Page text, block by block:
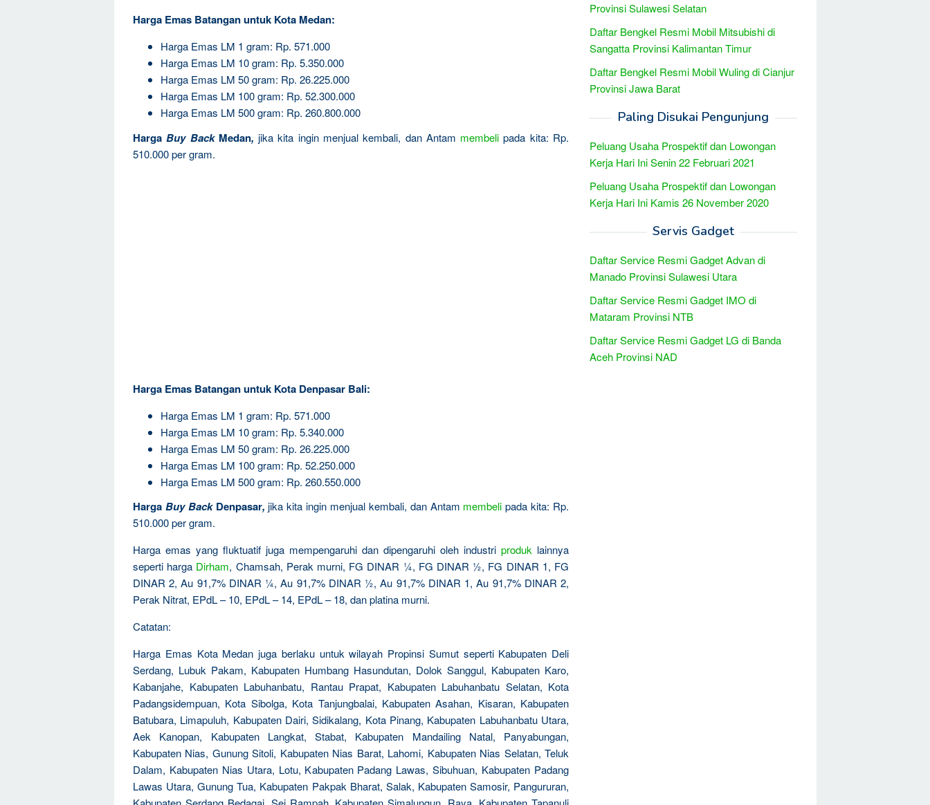
Harga Emas Batangan untuk Kota Medan:
Harga Emas LM 1 gram: Rp. 571.000
Harga Emas LM 10 gram: Rp. 5.350.000
Harga Emas LM 50 gram: Rp. 26.225.000
Harga Emas LM 100 gram: Rp. 52.300.000
Harga Emas LM 500 gram: Rp. 260.800.000
HargaBuy Back Medan, jika kita ingin menjual kembali, dan Antam membeli pada kita: Rp.
510.000 per gram.
Harga Emas Batangan untuk Kota Denpasar Bali:
Harga Emas LM 1 gram: Rp. 571.000
Harga Emas LM 10 gram: Rp. 5.340.000
Harga Emas LM 50 gram: Rp. 26.225.000
Harga Emas LM 100 gram: Rp. 52.250.000
Harga Emas LM 500 gram: Rp. 260.550.000
Harga Buy Back Denpasar, jika kita ingin menjual kembali, dan Antam membeli pada kita: Rp.
510.000 per gram.
Harga emas yang fluktuatif juga mempengaruhi dan dipengaruhi oleh industri produk lainnya
seperti harga Dirham, Chamsah, Perak murni, FG DINAR ¼, FG DINAR ½, FG DINAR 1, FG
DINAR 2, Au 91,7% DINAR ¼, Au 91,7% DINAR ½, Au 91,7% DINAR 1, Au 91,7% DINAR 2,
Perak Nitrat, EPdL – 10, EPdL – 14, EPdL – 18, dan platina murni.
Catatan:
Harga Emas Kota Medan juga berlaku untuk wilayah Propinsi Sumut seperti Kabupaten Deli
Serdang, Lubuk Pakam, Kabupaten Humbang Hasundutan, Dolok Sanggul, Kabupaten Karo,
Kabanjahe, Kabupaten Labuhanbatu, Rantau Prapat, Kabupaten Labuhanbatu Selatan, Kota
Padangsidempuan, Kota Sibolga, Kota Tanjungbalai, Kabupaten Asahan, Kisaran, Kabupaten
Batubara, Limapuluh, Kabupaten Dairi, Sidikalang, Kota Pinang, Kabupaten Labuhanbatu Utara,
Aek Kanopan, Kabupaten Langkat, Stabat, Kabupaten Mandailing Natal, Panyabungan,
Kabupaten Nias, Gunung Sitoli, Kabupaten Nias Barat, Lahomi, Kabupaten Nias Selatan, Teluk
Dalam, Kabupaten Nias Utara, Lotu, Kabupaten Padang Lawas, Sibuhuan, Kabupaten Padang
Lawas Utara, Gunung Tua, Kabupaten Pakpak Bharat, Salak, Kabupaten Samosir, Pangururan,
Provinsi Sulawesi Selatan
Daftar Bengkel Resmi Mobil Mitsubishi di
Sangatta Provinsi Kalimantan Timur
Daftar Bengkel Resmi Mobil Wuling di Cianjur
Provinsi Jawa Barat
Paling Disukai Pengunjung
Peluang Usaha Prospektif dan Lowongan
Kerja Hari Ini Senin 22 Februari 2021
Peluang Usaha Prospektif dan Lowongan
Kerja Hari Ini Kamis 26 November 2020
Servis Gadget
Daftar Service Resmi Gadget Advan di
Manado Provinsi Sulawesi Utara
Daftar Service Resmi Gadget IMO di
Mataram Provinsi NTB
Daftar Service Resmi Gadget LG di Banda
Aceh Provinsi NAD